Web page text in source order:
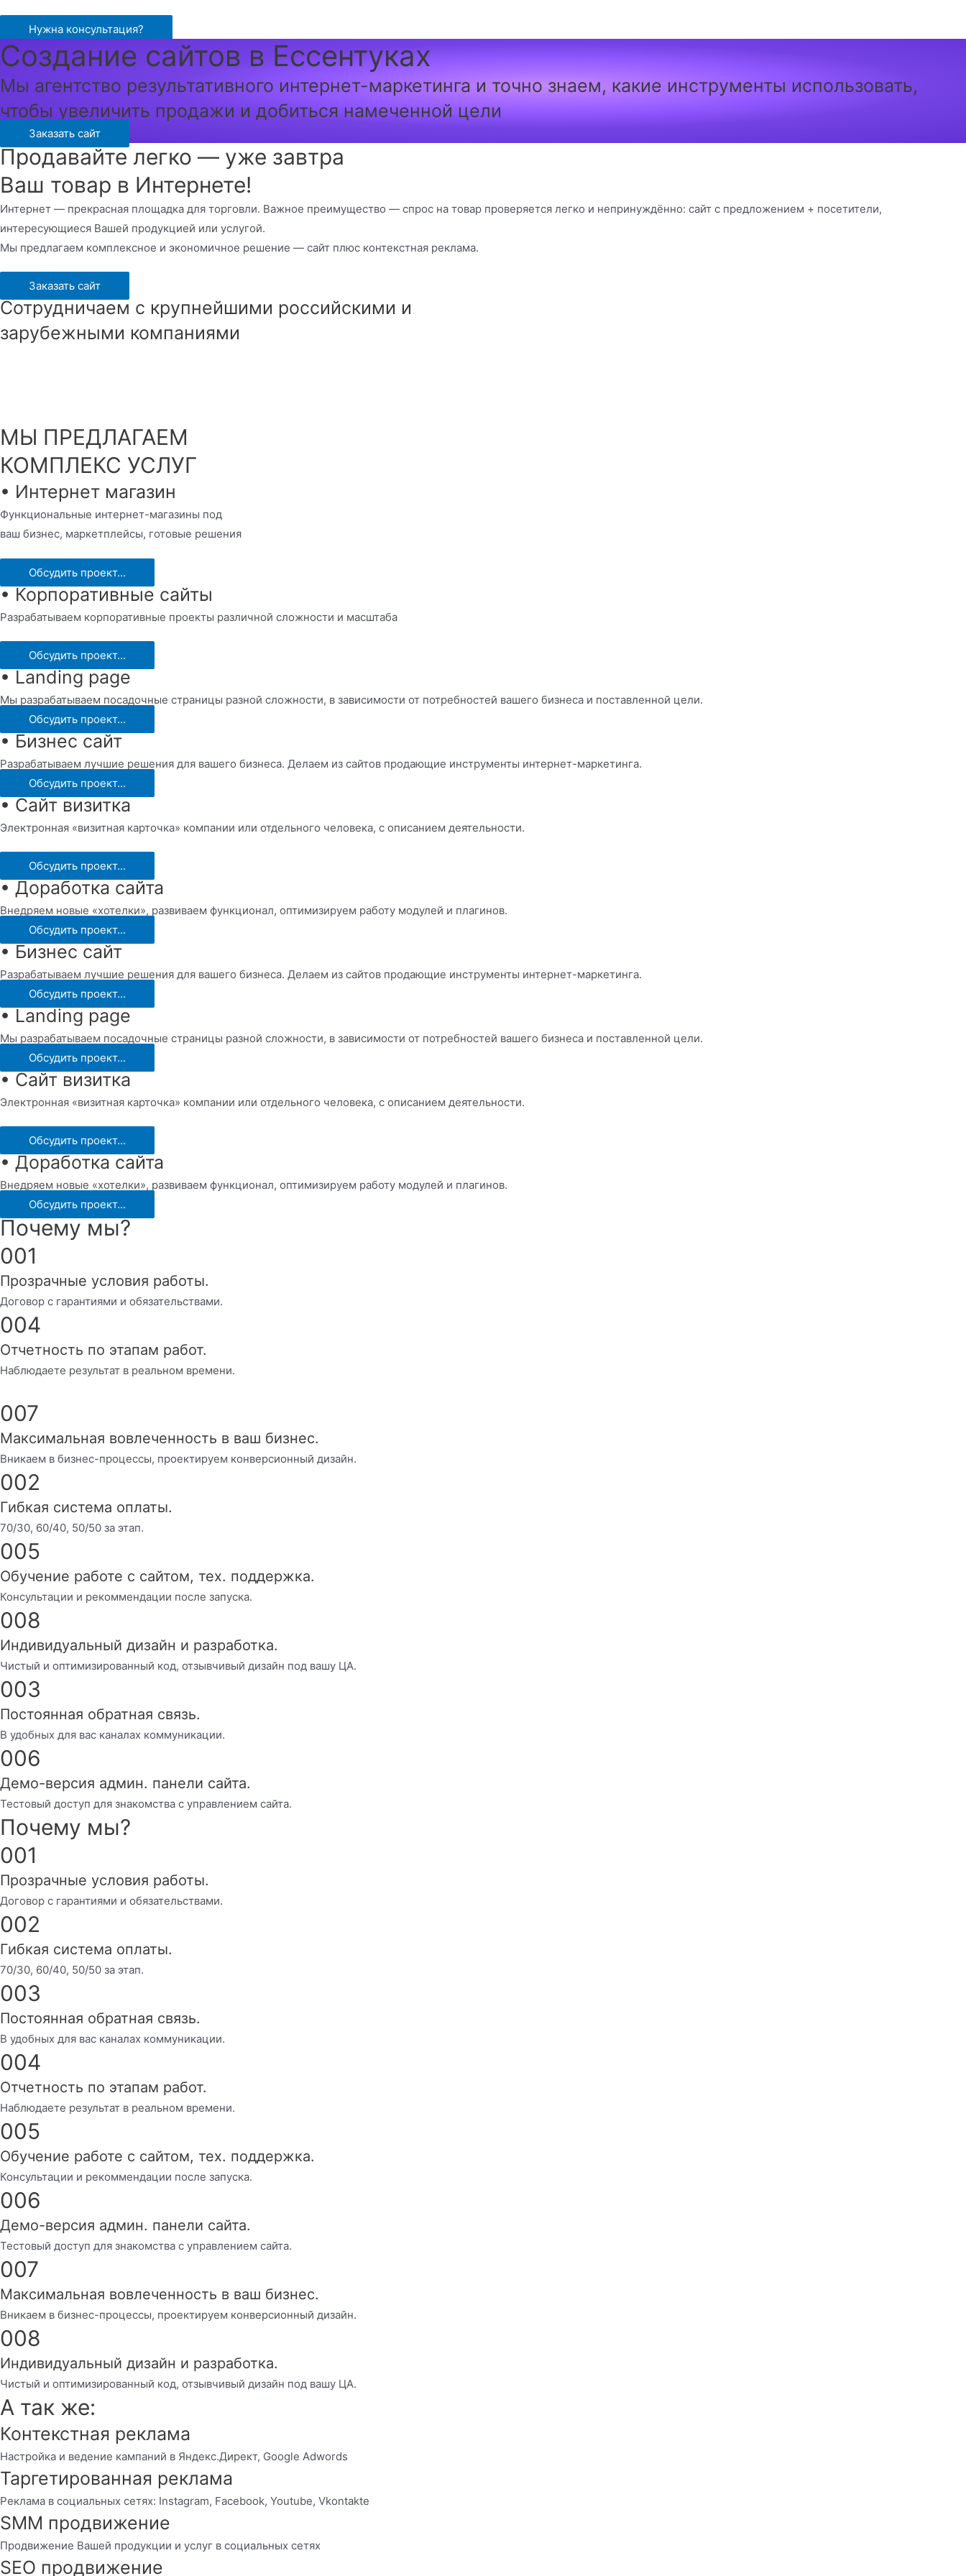
содержимому
Нужна консультация?
Создание сайтов в Ессентуках
Мы агентство результативного интернет-маркетинга и точно знаем, какие инструменты использовать,
чтобы увеличить продажи и добиться намеченной цели
Заказать сайт
Продавайте легко — уже завтра
Ваш товар в Интернете!
Интернет — прекрасная площадка для торговли. Важное преимущество — спрос на товар проверяется легко и непринуждённо: сайт с предложением + посетители,
интересующиеся Вашей продукцией или услугой.
Мы предлагаем комплексное и экономичное решение — сайт плюс контекстная реклама.
Заказать сайт
Сотрудничаем с крупнейшими российскими и
зарубежными компаниями
МЫ ПРЕДЛАГАЕМ
КОМПЛЕКС УСЛУГ
• Интернет магазин
Функциональные интернет-магазины под
ваш бизнес, маркетплейсы, готовые решения
Обсудить проект...
• Корпоративные сайты
Разрабатываем корпоративные проекты различной сложности и масштаба
Обсудить проект...
• Landing page
Мы разрабатываем посадочные страницы разной сложности, в зависимости от потребностей вашего бизнеса и поставленной цели.
Обсудить проект...
• Бизнес сайт
Разрабатываем лучшие решения для вашего бизнеса. Делаем из сайтов продающие инструменты интернет-маркетинга.
Обсудить проект...
• Сайт визитка
Электронная «визитная карточка» компании или отдельного человека, с описанием деятельности.
Обсудить проект...
• Доработка сайта
Внедряем новые «хотелки», развиваем функционал, оптимизируем работу модулей и плагинов.
Обсудить проект...
• Бизнес сайт
Разрабатываем лучшие решения для вашего бизнеса. Делаем из сайтов продающие инструменты интернет-маркетинга.
Обсудить проект...
• Landing page
Мы разрабатываем посадочные страницы разной сложности, в зависимости от потребностей вашего бизнеса и поставленной цели.
Обсудить проект...
• Сайт визитка
Электронная «визитная карточка» компании или отдельного человека, с описанием деятельности.
Обсудить проект...
• Доработка сайта
Внедряем новые «хотелки», развиваем функционал, оптимизируем работу модулей и плагинов.
Обсудить проект...
Почему мы?
001
Прозрачные условия работы.
Договор с гарантиями и обязательствами.
004
Отчетность по этапам работ.
Наблюдаете результат в реальном времени.
007
Максимальная вовлеченность в ваш бизнес.
Вникаем в бизнес-процессы, проектируем конверсионный дизайн.
002
Гибкая система оплаты.
70/30, 60/40, 50/50 за этап.
005
Обучение работе с сайтом, тех. поддержка.
Консультации и рекоммендации после запуска.
008
Индивидуальный дизайн и разработка.
Чистый и оптимизированный код, отзывчивый дизайн под вашу ЦА.
003
Постоянная обратная связь.
В удобных для вас каналах коммуникации.
006
Демо-версия админ. панели сайта.
Тестовый доступ для знакомства с управлением сайта.
Почему мы?
001
Прозрачные условия работы.
Договор с гарантиями и обязательствами.
002
Гибкая система оплаты.
70/30, 60/40, 50/50 за этап.
003
Постоянная обратная связь.
В удобных для вас каналах коммуникации.
004
Отчетность по этапам работ.
Наблюдаете результат в реальном времени.
005
Обучение работе с сайтом, тех. поддержка.
Консультации и рекоммендации после запуска.
006
Демо-версия админ. панели сайта.
Тестовый доступ для знакомства с управлением сайта.
007
Максимальная вовлеченность в ваш бизнес.
Вникаем в бизнес-процессы, проектируем конверсионный дизайн.
008
Индивидуальный дизайн и разработка.
Чистый и оптимизированный код, отзывчивый дизайн под вашу ЦА.
А так же:
Контекстная реклама
Настройка и ведение кампаний в Яндекс.Директ, Google Adwords
Таргетированная реклама
Реклама в социальных сетях: Instagram, Facebook, Youtube, Vkontakte
SMM продвижение
Продвижение Вашей продукции и услуг в социальных сетях
SEO продвижение